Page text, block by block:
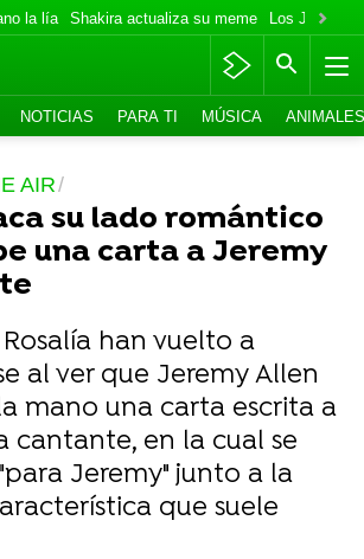
la lía Shakira actualiza su meme Los Jonas
NOTICIAS PARA TI MÚSICA ANIMALES
AIR
su lado romántico
una carta a Jeremy
han vuelto a
al ver que Jeremy Allen
mano una carta escrita a
cantante, en la cual se
Jeremy" junto a la
que suele